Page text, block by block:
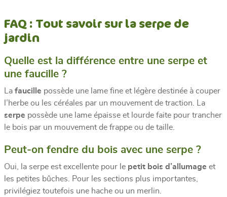
FAQ : Tout savoir sur la serpe de
jardin
Quelle est la différence entre une serpe et
une faucille ?
La faucille possède une lame fine et légère destinée à couper
l’herbe ou les céréales par un mouvement de traction. La
serpe possède une lame épaisse et lourde faite pour trancher
le bois par un mouvement de frappe ou de taille.
Peut-on fendre du bois avec une serpe ?
Oui, la serpe est excellente pour le petit bois d’allumage et
les petites bûches. Pour les sections plus importantes,
privilégiez toutefois une hache ou un merlin.